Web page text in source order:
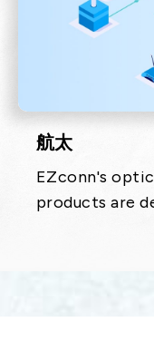
航太
EZconn's
products are
materials